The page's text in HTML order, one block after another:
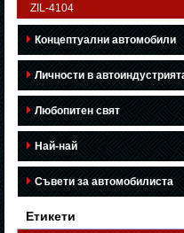
ZIL-4104
Концептуални автомобили
Личности в
Любопитен свят
Най-най
Съвети за автомобилиста
Етикети